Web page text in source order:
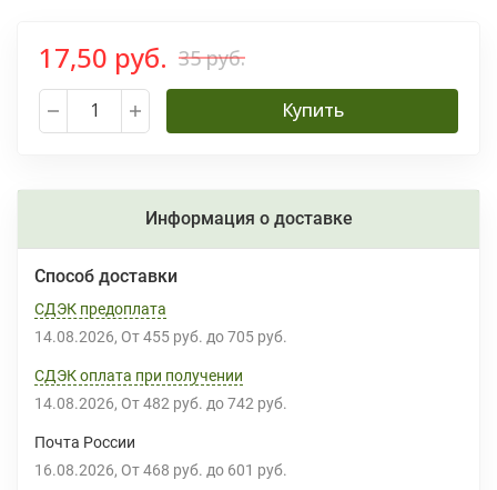
17,50 руб. 35 руб.
Купить
Информация о доставке
Способ доставки
СДЭК предоплата
14.08.2026 От 455 руб. до 705 руб.
СДЭК оплата при получении
14.08.2026 От 482 руб. до 742 руб.
Почта России
16.08.2026 От 468 руб. до 601 руб.